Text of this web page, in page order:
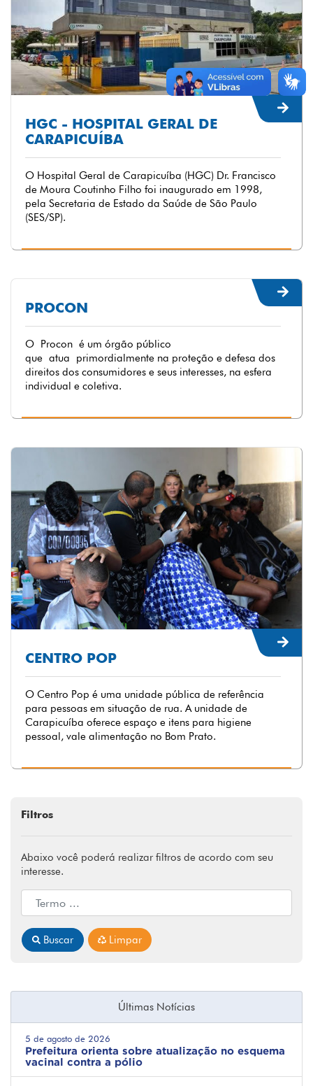
HGC - HOSPITAL GERAL DE
CARAPICUÍBA
O Hospital Geral de Carapicuíba (HGC) Dr. Francisco
de Moura Coutinho Filho foi inaugurado em 1998,
pela Secretaria de Estado da Saúde de São Paulo
(SES/SP).
PROCON
O Procon é um órgão público
que atua primordialmente na proteção e defesa dos
direitos dos consumidores e seus interesses, na esfera
individual e coletiva.
CENTRO POP
O Centro Pop é uma unidade pública de referência
para pessoas em situação de rua. A unidade de
Carapicuíba oferece espaço e itens para higiene
pessoal, vale alimentação no Bom Prato.
Filtros
Abaixo você poderá realizar filtros de acordo com seu
interesse.
Buscar Limpar
Últimas Notícias
5 de agosto de 2026
Prefeitura orienta sobre atualização no esquema
vacinal contra a pólio